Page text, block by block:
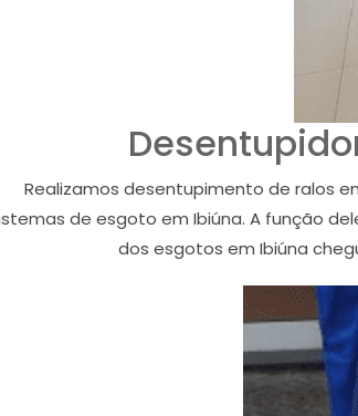
Realizamos desentupimento de ralos
de esgoto em Ibiúna. A função
dos esgotos em Ibiúna